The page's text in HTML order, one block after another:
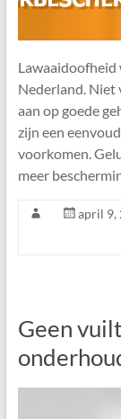
Nederland. Niet
aan op goede
zijn een
voorkomen.
meer
april 9,
Geen